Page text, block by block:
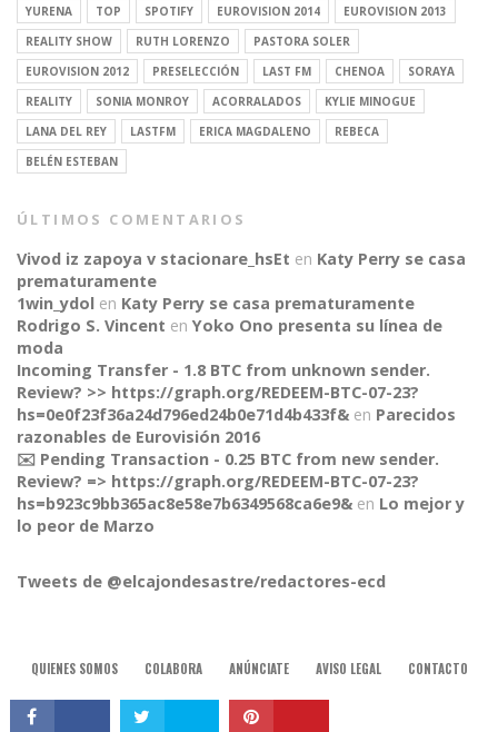
CONNECT
YURENA
TOP SPOTIFY EUROVISION 2014
EUROVISION 2013
REALITY SHOW
RUTH LORENZO
PASTORA SOLER
EUROVISION 2012
PRESELECCIÓN LAST FM CHENOA
SORAYA
REALITY
SONIA MONROY ACORRALADOS
KYLIE MINOGUE
LANA DEL REY
LASTFM ERICA MAGDALENO
REBECA
BELÉN ESTEBAN
ÚLTIMOS COMENTARIOS
Vivod iz zapoya v stacionare_hsEt en Katy Perry se casa
prematuramente
1win_ydol en Katy Perry se casa prematuramente
Rodrigo S. Vincent en Yoko Ono presenta su línea de
moda
Incoming Transfer - 1.8 BTC from unknown sender.
Review? >> https://graph.org/REDEEM-BTC-07-23?
hs=0e0f23f36a24d796ed24b0e71d4b433f& en Parecidos
razonables de Eurovisión 2016
✉️ Pending Transaction - 0.25 BTC from new sender.
Review? => https://graph.org/REDEEM-BTC-07-23?
hs=b923c9bb365ac8e58e7b6349568ca6e9& en Lo mejor y
lo peor de Marzo
Tweets de @elcajondesastre/redactores-ecd
QUIENES SOMOS COLABORA ANÚNCIATE AVISO LEGAL CONTACTO
© 2015, El Cajón Desastre.